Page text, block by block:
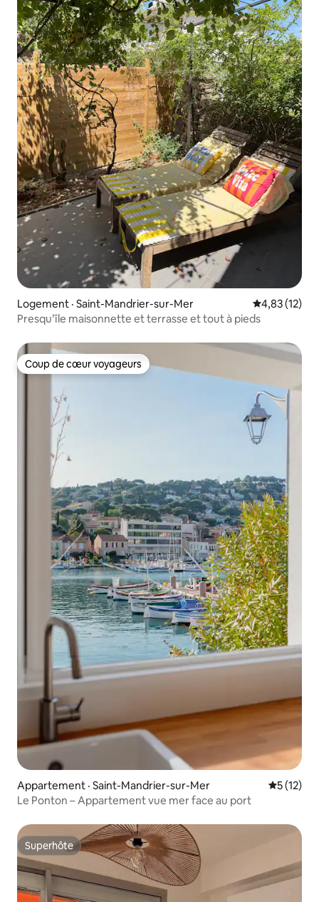
Logement · Saint-Mandrier-sur-Mer Note
4,83 (12)
Presqu’île maisonnette et terrasse et tout à pieds
Coup de cœur voyageurs
Coup de cœur voyageurs
Appartement · Saint-Mandrier-sur-Mer Note
5 (12)
Le Ponton – Appartement vue mer face au port
Superhôte
Superhôte